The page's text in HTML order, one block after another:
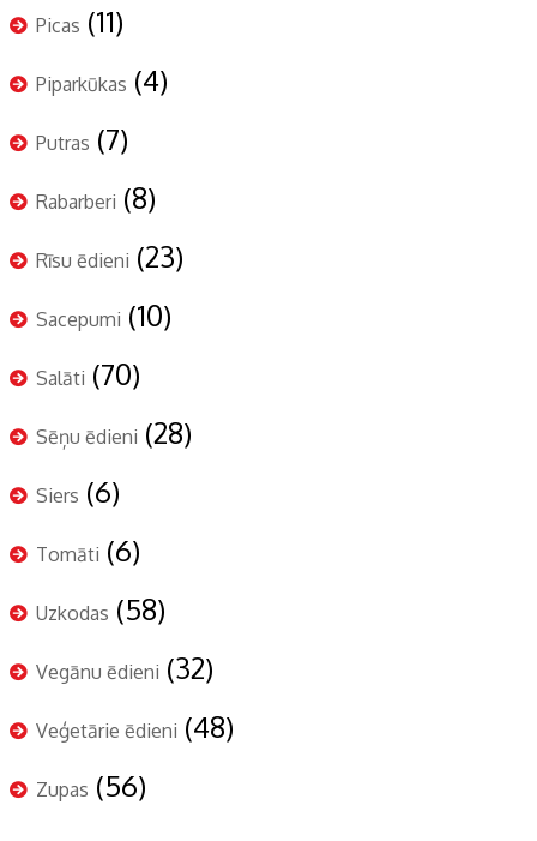
Picas (11)
Piparkūkas (4)
Putras (7)
Rabarberi (8)
Rīsu ēdieni (23)
Sacepumi (10)
Salāti (70)
Sēņu ēdieni (28)
Siers (6)
Tomāti (6)
Uzkodas (58)
Vegānu ēdieni (32)
Veģetārie ēdieni (48)
Zupas (56)